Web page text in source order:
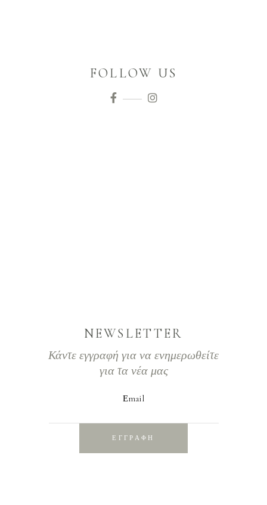
FOLLOW US
NEWSLETTER
Κάντε εγγραφή για να ενημερωθείτε
για τα νέα μας
Εmail
ΕΓΓΡΑΦΗ